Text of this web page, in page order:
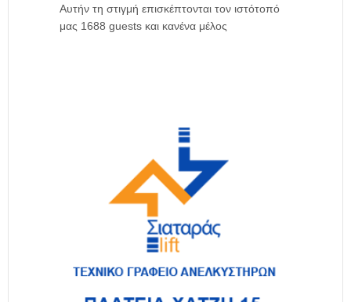
Αυτήν τη στιγμή επισκέπτονται τον ιστότοπό
μας 1688 guests και κανένα μέλος